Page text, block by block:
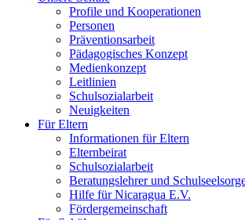
Profile und Kooperationen
Personen
Präventionsarbeit
Pädagogisches Konzept
Medienkonzept
Leitlinien
Schulsozialarbeit
Neuigkeiten
Für Eltern
Informationen für Eltern
Elternbeirat
Schulsozialarbeit
Beratungslehrer und
Hilfe für Nicaragua E.V.
Fördergemeinschaft